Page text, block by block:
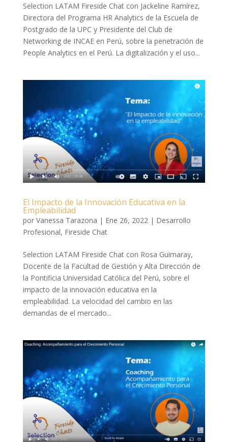
Selection LATAM Fireside Chat con Jackeline Ramírez,
Directora del Programa HR Analytics de la Escuela de
Postgrado de la UPC y Presidente del Club de
Networking de INCAE en Perú, sobre la penetración de
People Analytics en el Perú. La digitalización y el uso...
El Impacto de la Innovación Educativa en la
Empleabilidad
por Vanessa Tarazona | Ene 26, 2022 | Desarrollo
Profesional, Fireside Chat
Selection LATAM Fireside Chat con Rosa Guimaray,
Docente de la Facultad de Gestión y Alta Dirección de
la Pontificia Universidad Católica del Perú, sobre el
impacto de la innovación educativa en la
empleabilidad. La velocidad del cambio en las
demandas de el mercado...